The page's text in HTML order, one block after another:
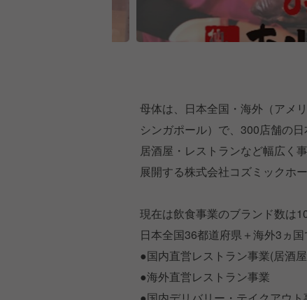
母体は、日本全国・海外（アメ
シンガポール）で、300店舗の日
居酒屋・レストランなど幅広く
展開する株式会社コズミックホ
現在は飲食事業のブランド数は
日本全国36都道府県＋海外3ヵ
●国内直営レストラン事業(居酒
●海外直営レストラン事業